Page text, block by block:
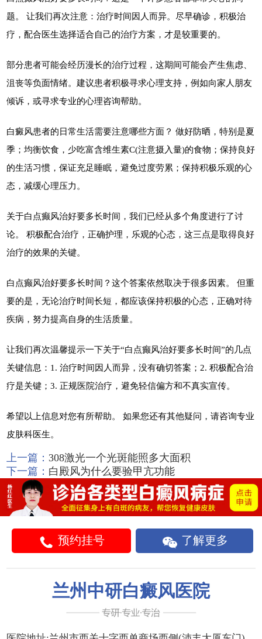
题。 让我们再次注意：治疗时间因人而异。尽早确诊，积极治
疗，配合医生选择适合自己的治疗方案，才是较重要的。
部分患者可能会经历漫长的治疗过程，这期间可能会产生焦虑、
沮丧等负面情绪。建议患者积极寻求心理支持，例如向家人朋友
倾诉，或寻求专业的心理咨询帮助。
白癜风患者的日常生活需要注意哪些方面？ 做好防晒，特别是夏
季；均衡饮食，少吃富含维生素C(注意摄入量)的食物；保持良好
的生活习惯，保证充足睡眠，避免过度劳累；保持积极乐观的心
态，减缓心理压力。
关于白点癫风治好要多长时间，我们已经从多个角度进行了讨
论。 积极配合治疗，正确护理，乐观的心态，这三点是取得良好
治疗的效果的关键。
白点癫风治好要多长时间？这个答案依然取决于很多因素。 但重
要的是，无论治疗时间长短，都应该保持积极的心态，正确对待
疾病，努力提高自身的生活质量。
让我们再次温馨提示一下关于“白点癫风治好要多长时间”的几点
关键信息：1. 治疗时间因人而异，没有确切答案；2. 积极配合治
疗是关键；3. 正规医院治疗，避免轻信偏方和不真实宣传。
希望以上信息对您有所帮助。 如果您还有其他疑问，请咨询专业
皮肤科医生。
上一篇：308激光一个光斑能照多大面积
下一篇： 白殿风为什么要验甲亢功能
预约挂号 了解更多
兰州中研白癜风医院